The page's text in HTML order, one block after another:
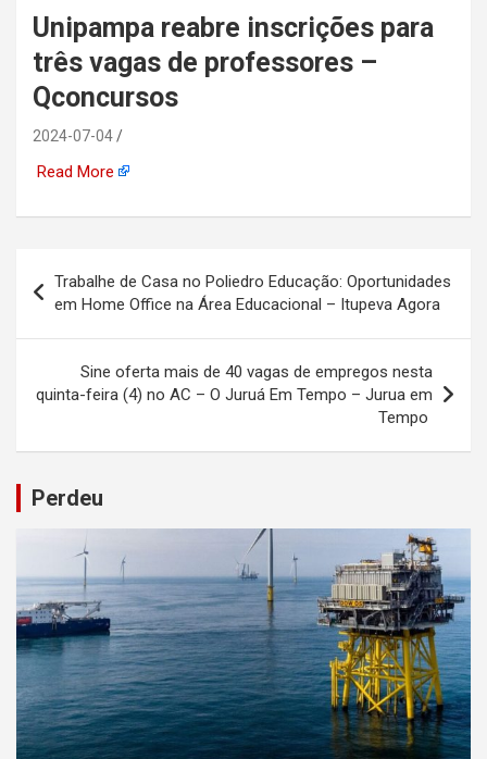
automotiva, mineração,
indústria naval, etc
Unipampa reabre inscrições para
três vagas de professores –
Qconcursos
2024-07-04
Read More
de
Post
Trabalhe de Casa no Poliedro Educação: Oportunidades
em Home Office na Área Educacional – Itupeva Agora
Sine oferta mais de 40 vagas de empregos nesta
quinta-feira (4) no AC – O Juruá Em Tempo – Jurua em
Tempo
Perdeu